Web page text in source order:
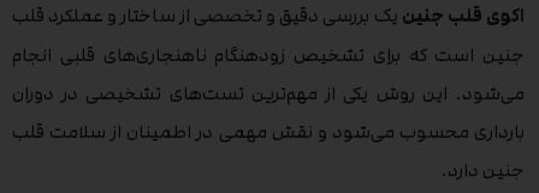
اکوی قلب جنین یک بررسی دقیق و تخصصی از ساختار و عملکرد قلب
جنین است که برای تشخیص زودهنگام ناهنجاری‌های قلبی انجام
می‌شود. این روش یکی از مهم‌ترین تست‌های تشخیصی در دوران
بارداری محسوب می‌شود و نقش مهمی در اطمینان از سلامت قلب
جنین دارد.